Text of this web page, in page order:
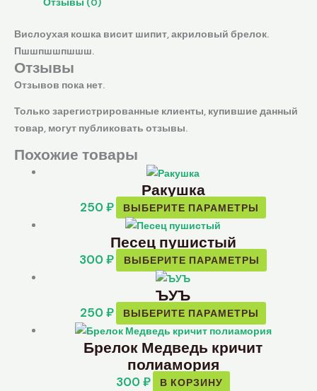
Вислоухая кошка висит шипит, акриловый брелок.
Пшшпшшпшшш.
Отзывы
Отзывов пока нет.
Только зарегистрированные клиенты, купившие данный
товар, могут публиковать отзывы.
Похожие товары
Ракушка
250 ₽ ВЫБЕРИТЕ ПАРАМЕТРЫ
Песец пушистый
300₽ ВЫБЕРИТЕ ПАРАМЕТРЫ
ЪУЪ
250 ₽ ВЫБЕРИТЕ ПАРАМЕТРЫ
Брелок Медведь кричит
полиамория
300 ₽ В КОРЗИНУ